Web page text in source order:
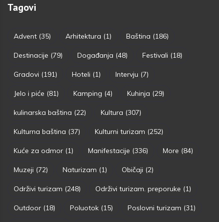
Tagovi
Advent (35) Arhitektura (1) Baština (186)
Destinacije (79) Događanja (48) Festivali (18)
Gradovi (191) Hoteli (1) Intervju (7)
Jelo i piće (81) Kamping (4) Kuhinja (29)
kulinarska baština (22) Kultura (307)
Kulturna baština (37) Kulturni turizam (252)
Kuće za odmor (1) Manifestacije (336) More (84)
Muzeji (72) Naturizam (1) Običaji (2)
Održivi turizam (248) Održivi turizam. preporuke (1)
Outdoor (18) Poluotok (15) Poslovni turizam (31)